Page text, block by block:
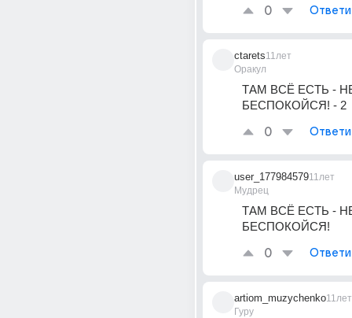
0
ctarets
Оракул
11лет
ТАМ ВСЁ ЕСТЬ -
БЕСПОКОЙСЯ! - 2
0
user_177984579
Мудрец
11лет
ТАМ ВСЁ ЕСТЬ -
БЕСПОКОЙСЯ!
0
artiom_muzychenko
Гуру
11лет